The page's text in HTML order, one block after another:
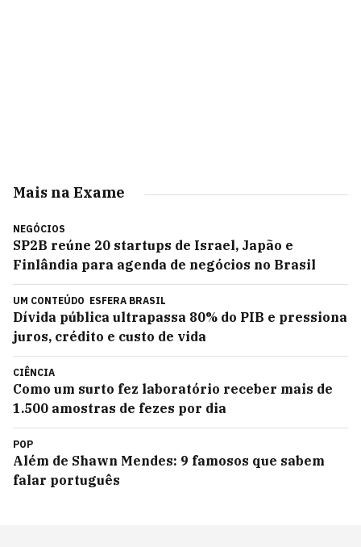
Mais na Exame
NEGÓCIOS
SP2B reúne 20 startups de Israel, Japão e
Finlândia para agenda de negócios no Brasil
UM CONTEÚDO ESFERA BRASIL
Dívida pública ultrapassa 80% do PIB e pressiona
juros, crédito e custo de vida
CIÊNCIA
Como um surto fez laboratório receber mais de
1.500 amostras de fezes por dia
POP
Além de Shawn Mendes: 9 famosos que sabem
falar português